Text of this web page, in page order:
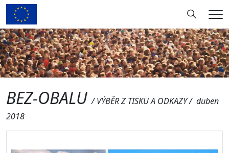
Hledání
BEZ-OBALU / VÝBĚR Z TISKU A ODKAZY / duben
2018